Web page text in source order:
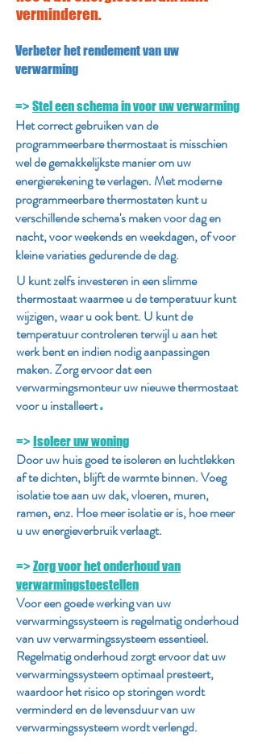
verminderen.
Verbeter het rendement van uw
verwarming
=> Stel een schema in voor uw verwarming
Het correct gebruiken van de
programmeerbare thermostaat is misschien
wel de gemakkelijkste manier om uw
energierekening te verlagen. Met moderne
programmeerbare thermostaten kunt u
verschillende schema's maken voor dag en
nacht, voor weekends en weekdagen, of voor
kleine variaties gedurende de dag.
U kunt zelfs investeren in een slimme
thermostaat waarmee u de temperatuur kunt
wijzigen, waar u ook bent. U kunt de
temperatuur controleren terwijl u aan het
werk bent en indien nodig aanpassingen
maken. Zorg ervoor dat een
verwarmingsmonteur uw nieuwe thermostaat
voor u installeert.
=> Isoleer uw woning
Door uw huis goed te isoleren en luchtlekken
af te dichten, blijft de warmte binnen. Voeg
isolatie toe aan uw dak, vloeren, muren,
ramen, enz. Hoe meer isolatie er is, hoe meer
u uw energieverbruik verlaagt.
=> Zorg voor het onderhoud van
verwarmingstoestellen
Voor een goede werking van uw
verwarmingssysteem is regelmatig onderhoud
van uw verwarmingssysteem essentieel.
Regelmatig onderhoud zorgt ervoor dat uw
verwarmingssysteem optimaal presteert,
waardoor het risico op storingen wordt
verminderd en de levensduur van uw
verwarmingssysteem wordt verlengd.